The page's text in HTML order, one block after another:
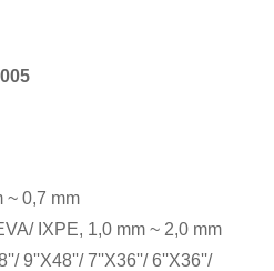
~ 0,7 mm
IXPE, 1,0 mm ~ 2,0 mm
9''X48''/ 7''X36''/ 6''X36''/